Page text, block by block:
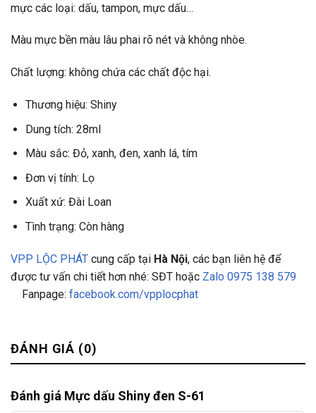
mực các loại: dấu, tampon, mực dấu…
Màu mực bền màu lâu phai rõ nét và không nhòe.
Chất lượng: không chứa các chất độc hại.
Thương hiệu: Shiny
Dung tích: 28ml
Màu sắc: Đỏ, xanh, đen, xanh lá, tím
Đơn vị tính: Lọ
Xuất xứ: Đài Loan
Tình trạng: Còn hàng
VPP LỘC PHÁT cung cấp tại Hà Nội, các bạn liên hệ để
được tư vấn chi tiết hơn nhé: SĐT hoặc Zalo 0975 138 579
Fanpage: facebook.com/vpplocphat
ĐÁNH GIÁ (0)
Đánh giá Mực dấu Shiny đen S-61